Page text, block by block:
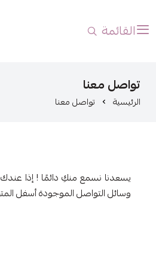
القائمة
تواصل معنا
الرئيسية تواصل معنا
يسعدنا نسمع منكِ دائمًا ! إذا
وسائل التواصل الموجودة أسفل